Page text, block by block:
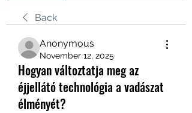
Back
Anonymous
November 12, 2025
Hogyan változtatja meg az
éjjellátó technológia a vadászat
élményét?